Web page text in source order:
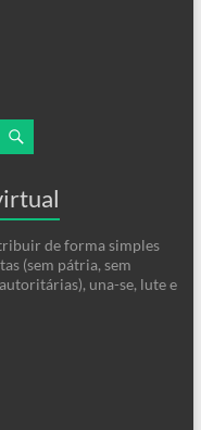
de forma simples
(sem pátria, sem
una-se, lute e